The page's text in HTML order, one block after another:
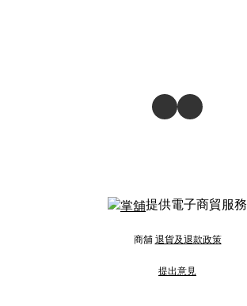
提供電子商貿服務
商舖 退貨及退款政策
提出意見